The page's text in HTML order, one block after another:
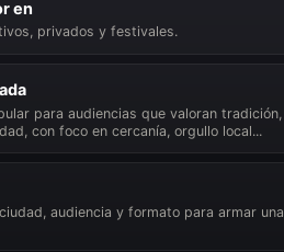
en
privados y festivales.
para audiencias que valoran tradición,
con foco en cercanía, orgullo local...
audiencia y formato para armar una